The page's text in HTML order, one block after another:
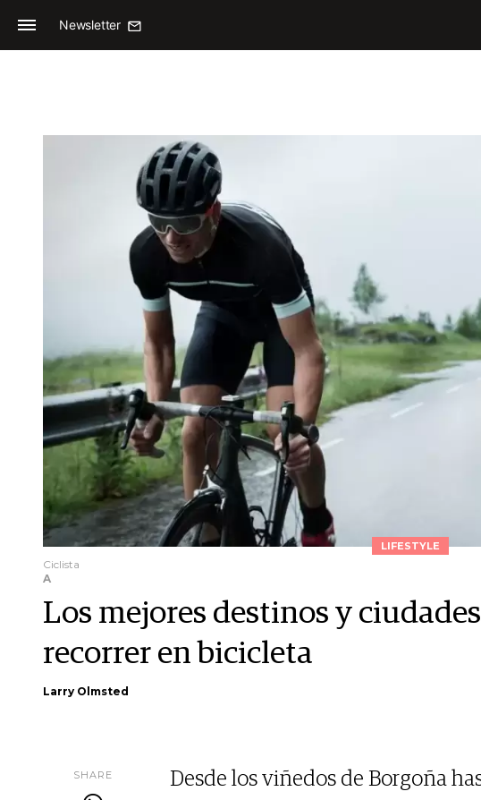
Newsletter
LIFESTYLE
Ciclista
A
Los mejores destinos y
recorrer en bicicleta
Larry Olmsted
SHARE
Desde los viñedos de Borgoña